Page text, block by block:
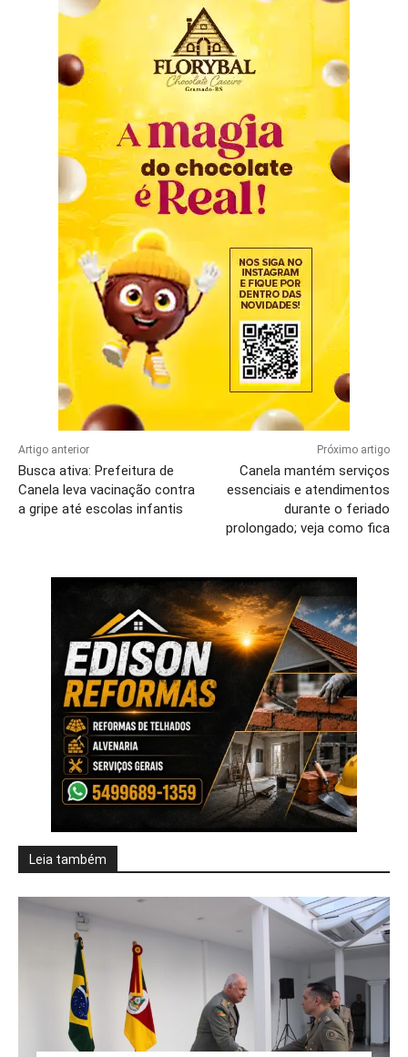
Artigo anterior
Busca ativa: Prefeitura de
Canela leva vacinação contra
a gripe até escolas infantis
Próximo artigo
Canela mantém serviços
essenciais e atendimentos
durante o feriado
prolongado; veja como fica
Leia também